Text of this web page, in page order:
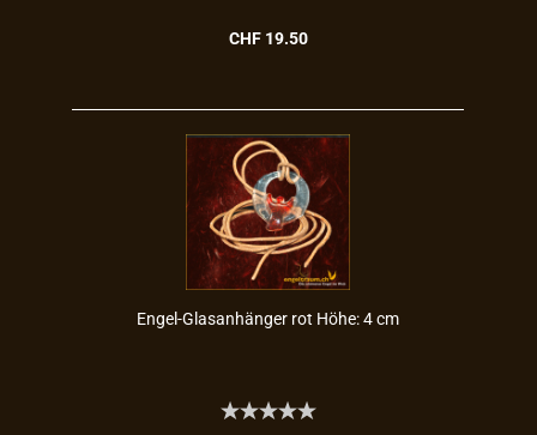
CHF 19.50
Engel-​​Glas­an­hän­ger rot Höhe: 4 cm